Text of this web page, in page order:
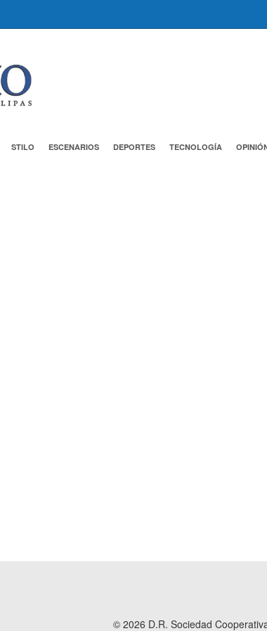
STILO ESCENARIOS DEPORTES TECNOLOGÍA
© 2026 D.R. Sociedad